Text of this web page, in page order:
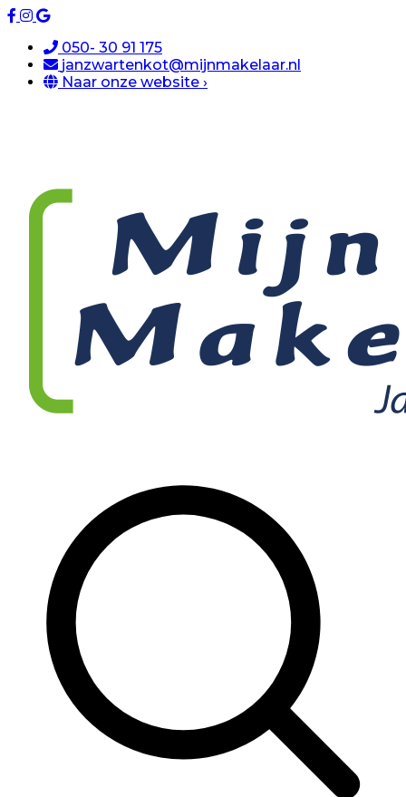
050- 30 91 175
janzwartenkot@mijnmakelaar.nl
Naar onze website ›